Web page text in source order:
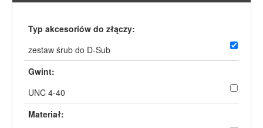
Typ akcesoriów do złączy:
zestaw śrub do D-Sub
Gwint:
UNC 4-40
Materiał: